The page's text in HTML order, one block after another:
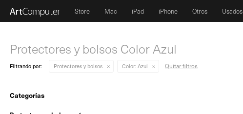
Store Mac iPad iPhone Otros Usados
Protectores y bolsos Color Azul
Filtrando por: Protectores y bolsos Color:Azul Quitar filtros
Categorías